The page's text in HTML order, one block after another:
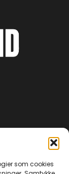
som cookies